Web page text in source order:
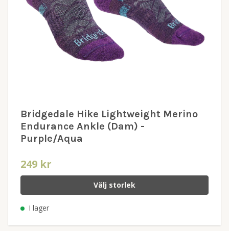
Bridgedale Hike Lightweight Merino
Endurance Ankle (Dam) -
Purple/Aqua
249 kr
Välj storlek
I lager